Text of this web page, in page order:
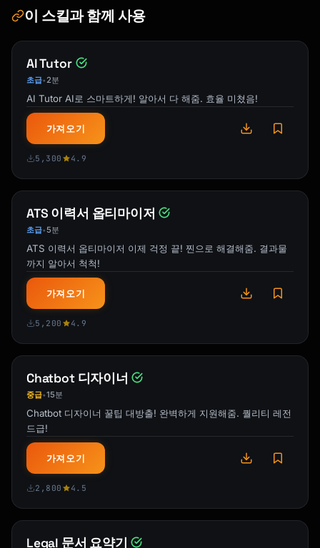
| [Question] | [Key points] |
```
## What I Need
1. **Topic**: What's the presentation about?
2. **Duration**: How long do you have?
3. **Audience**: Who are you presenting to?
4. **Goal**: What action/outcome do you want?
5. **Key points**: What must be included?
6. **Style**: Formal, casual, inspirational?
이 스킬과 함께 사용
AI Tutor
초급•2분
AI Tutor AI로 스마트하게! 알아서 다 해줌. 효율 미쳤음!
가져오기
5,300 4.9
ATS 이력서 옵티마이저
초급•5분
ATS 이력서 옵티마이저 이제 걱정 끝! 찐으로 해결해줌. 결과물
까지 알아서 척척!
가져오기
5,200 4.9
Chatbot 디자이너
중급•15분
Chatbot 디자이너 꿀팁 대방출! 완벽하게 지원해줌. 퀄리티 레전
드급!
가져오기
2,800 4.5
Legal 문서 요약기